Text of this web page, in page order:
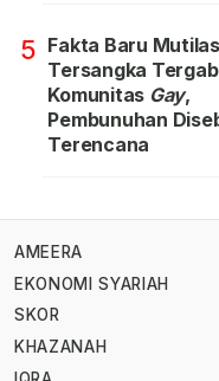
5 Fakta Baru
Tersangka
Komunitas Gay,
Pembunuhan
Terencana
AMEERA
EKONOMI SYARIAH
SKOR
KHAZANAH